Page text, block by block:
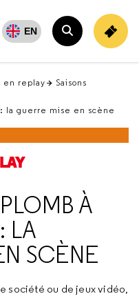
EN
Rechercher
en replay
Saisons
la guerre mise en scène
À
LA
SCÈNE
société ou de jeux vidéo,